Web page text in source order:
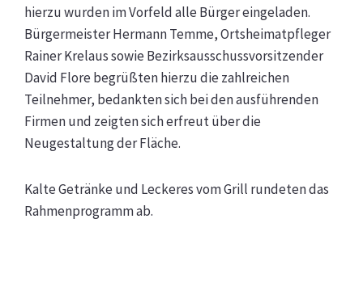
hierzu wurden im Vorfeld alle Bürger eingeladen.
Bürgermeister Hermann Temme, Ortsheimatpfleger
Rainer Krelaus sowie Bezirksausschussvorsitzender
David Flore begrüßten hierzu die zahlreichen
Teilnehmer, bedankten sich bei den ausführenden
Firmen und zeigten sich erfreut über die
Neugestaltung der Fläche.
Kalte Getränke und Leckeres vom Grill rundeten das
Rahmenprogramm ab.